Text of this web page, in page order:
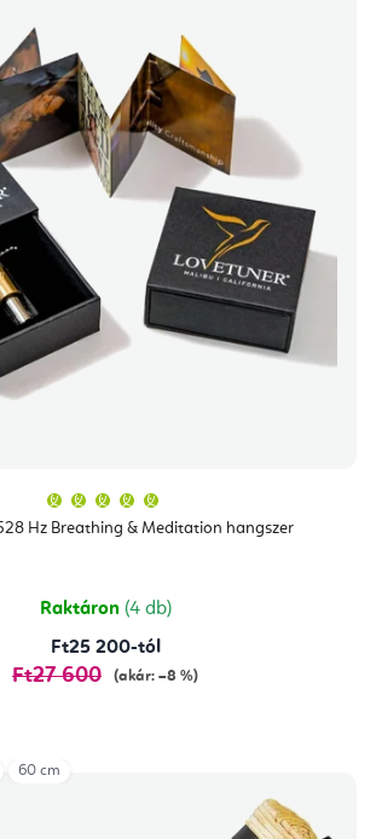
Hz Breathing & Meditation hangszer
átlagos
értékelése
csillag.
Raktáron (4 db)
Ft25 200-tól
Ft27 600 (akár: –8 %)
60 cm